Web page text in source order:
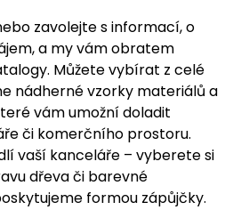
zavolejte s informací, o
a my vám obratem
Můžete vybírat z celé
nádherné vzorky materiálů a
vám umožní doladit
či komerčního prostoru.
vaší kanceláře – vyberete si
dřeva či barevné
formou zápůjčky.